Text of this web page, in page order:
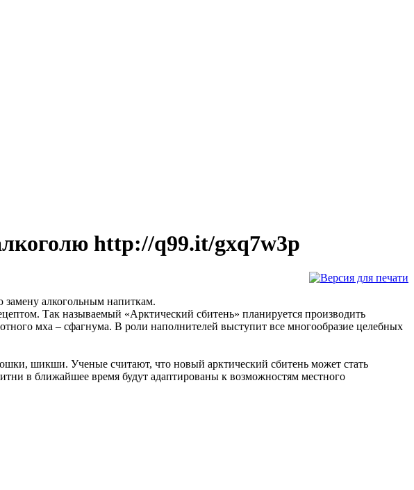
http://q99.it/gxq7w3p
замену алкогольным напиткам.
Так называемый «Арктический сбитень» планируется производить
мха – сфагнума. В роли наполнителей выступит все многообразие целебных
шикши. Ученые считают, что новый арктический сбитень может стать
в ближайшее время будут адаптированы к возможностям местного